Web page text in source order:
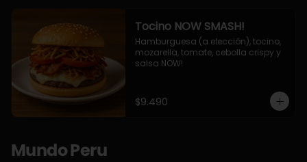
Tocino NOW SMASH!
Hamburguesa (a elección), tocino,
mozarella, tomate, cebolla crispy y
salsa NOW!
$9.490
Mundo Peru